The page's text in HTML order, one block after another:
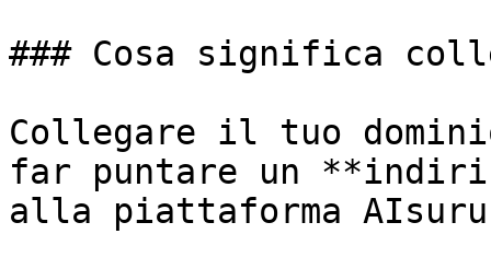
### Cosa significa
Collegare il tuo
far puntare un
alla piattaforma